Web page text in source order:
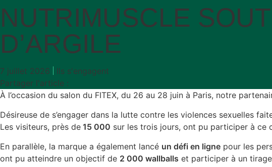
NUTRIMUSCLE
D’ARGILE
7 juillet 2026
Ils s'engagent
Partager l'article :
À l’occasion du salon du FITEX, du 26 au 28 juin à Paris, notre
Désireuse de s’engager dans la lutte contre les violences sexuelles
Les visiteurs, près de 15 000 sur les trois jours, ont pu participer à ce
En parallèle, la marque a également lancé un défi en ligne pour les
ont pu atteindre un objectif de 2 000 wallballs et participer à un